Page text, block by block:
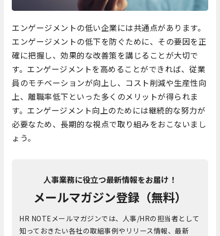
エンゲージメントの低い企業には共通点があります。
エンゲージメントの低下を防ぐために、その要因を正
確に把握し、効果的な改善策を講じることが大切で
す。エンゲージメントを高めることができれば、従業
員のモチベーションが向上し、コスト削減や生産性向
上、離職率低下といった多くのメリットが得られま
す。エンゲージメント向上のためには継続的な努力が
必要なため、長期的な視点で取り組みをおこないまし
ょう。
人事業務に役立つ最新情報をお届け！
メールマガジン登録（無料）
HR NOTEメールマガジンでは、人事/HRの担当者として
知っておきたい各社の取組事例やリリース情報、最新